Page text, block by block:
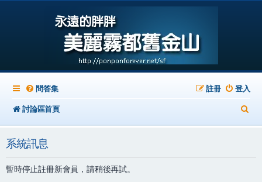
問答集 登入
註冊
討論區首頁
尋
系統訊息
暫時停止註冊新會員，請稍後再試。